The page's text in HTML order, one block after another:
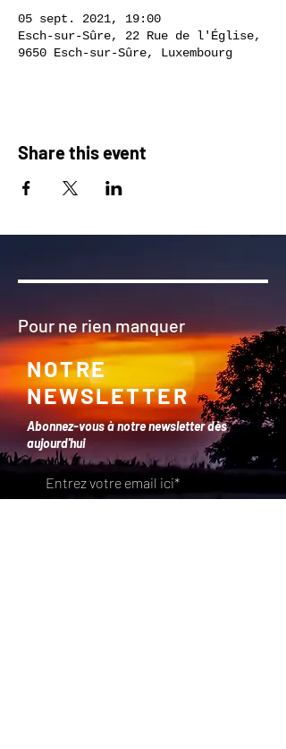
05 sept. 2021, 19:00
Esch-sur-Sûre, 22 Rue de l'Église,
9650 Esch-sur-Sûre, Luxembourg
Share this event
Pour ne rien manquer
NOTRE
NEWSLETTER
Abonnez-vous à notre newsletter dès
aujourd'hui